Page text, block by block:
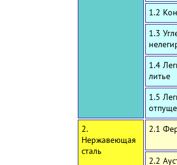
1.2
1.3
1.4
литье
1.5
2.
Нержавеющая
сталь
2.1
2.2